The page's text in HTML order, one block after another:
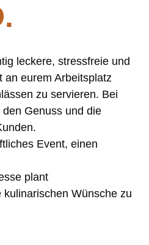
leckere, stressfreie und
an eurem Arbeitsplatz
zu servieren. Bei
Genuss und die
Event, einen
plant
Wünsche zu